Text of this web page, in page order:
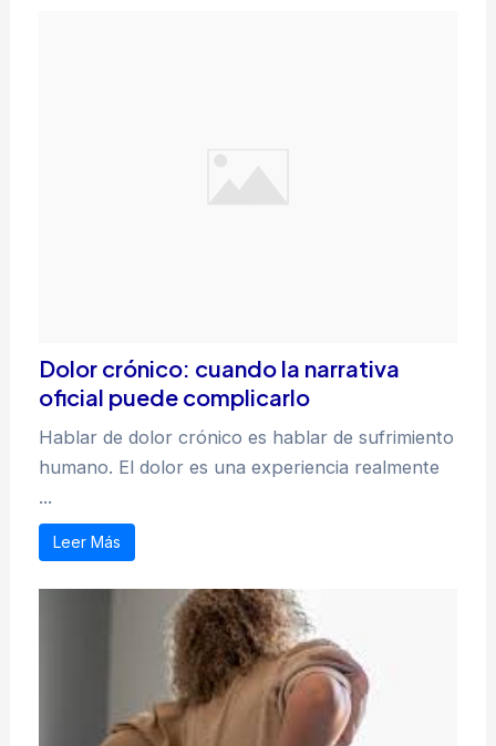
Dolor crónico: cuando la narrativa
oficial puede complicarlo
Hablar de dolor crónico es hablar de sufrimiento
humano. El dolor es una experiencia realmente
...
Leer Más